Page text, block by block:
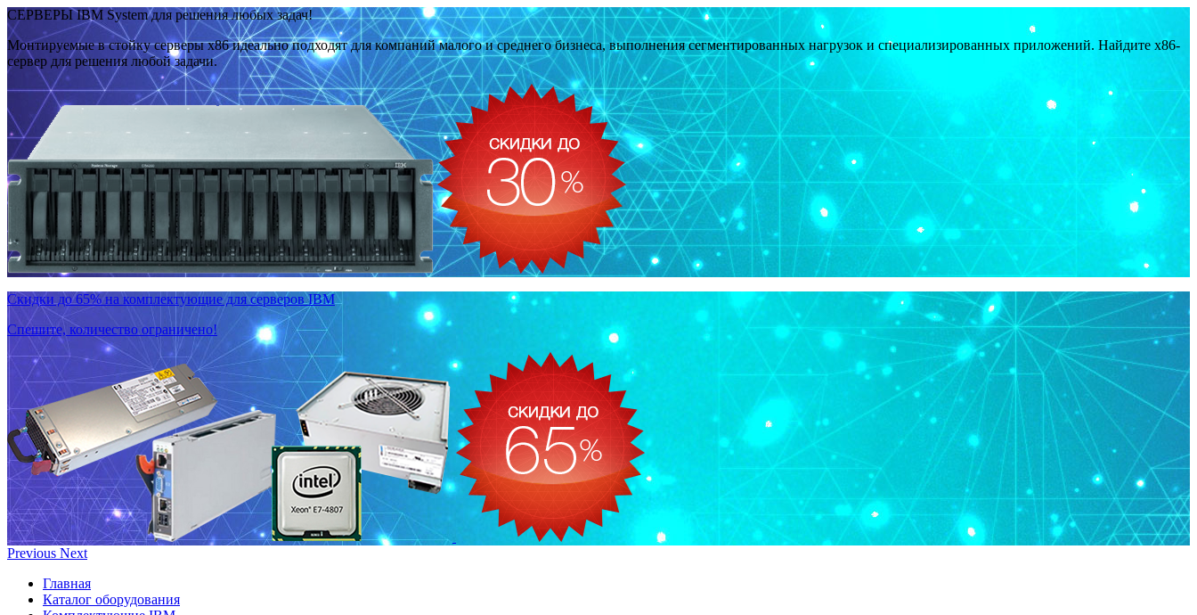
СЕРВЕРЫ IBM System для решения любых задач!
Монтируемые в стойку серверы x86 идеально подходят для компаний малого и среднего бизнеса, выполнения сегментированных нагрузок и специализированных приложений. Найдите x86-
сервер для решения любой задачи.
Скидки до 65% на комплектующие для серверов IBM
Спешите, количество ограничено!
Previous Next
Главная
Каталог оборудования